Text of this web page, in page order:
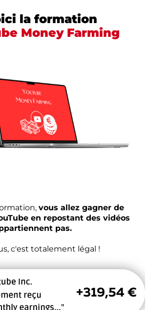
la formation
Money Farming
vous allez gagner de
en repostant des vidéos
pas.
c'est totalement légal !